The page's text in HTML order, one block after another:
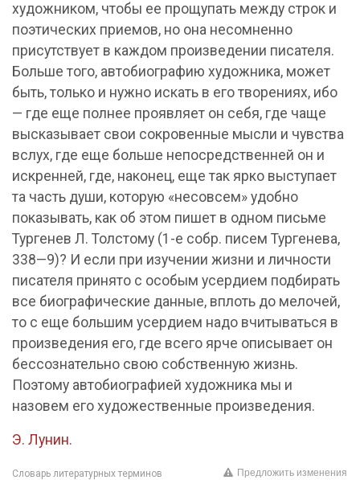
художником, чтобы ее прощупать между строк и
поэтических приемов, но она несомненно
присутствует в каждом произведении писателя.
Больше того, автобиографию художника, может
быть, только и нужно искать в его творениях, ибо
— где еще полнее проявляет он себя, где чаще
высказывает свои сокровенные мысли и чувства
вслух, где еще больше непосредственней он и
искренней, где, наконец, еще так ярко выступает
та часть души, которую «несовсем» удобно
показывать, как об этом пишет в одном письме
Тургенев Л. Толстому (1-е собр. писем Тургенева,
338—9)? И если при изучении жизни и личности
писателя принято с особым усердием подбирать
все биографические данные, вплоть до мелочей,
то с еще большим усердием надо вчитываться в
произведения его, где всего ярче описывает он
бессознательно свою собственную жизнь.
Поэтому автобиографией художника мы и
назовем его художественные произведения.
Э. Лунин.
Словарь литературных терминов Предложить изменения